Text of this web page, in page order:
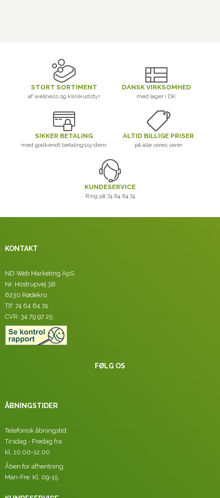
STORT SORTIMENT
af wellness og klinikudstyr
DANSK VIRKSOMHED
med lager i DK
SIKKER BETALING
med godkendt betalingssystem
ALTID BILLIGE PRISER
på alle vores varer
KUNDESERVICE
Ring på 74 64 64 74
KONTAKT
ND Web Marketing ApS
Nr. Hostrupvej 3B
6230 Rødekro
Tlf: 74 64 64 74
CVR: 34 79 97 25
FØLG OS
ÅBNINGSTIDER
Telefonisk åbningstid:
Tirsdag - Fredag fra
kl. 10.00-12.00
Åben for afhentning:
Man-Fre: Kl. 09-15